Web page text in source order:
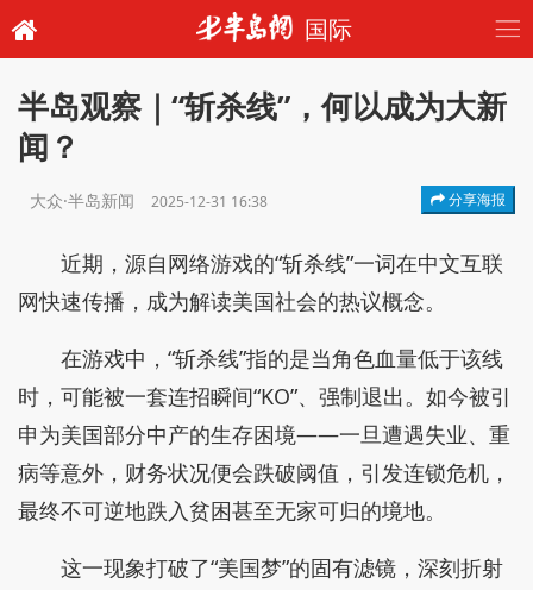
国际
半岛观察｜“斩杀线”，何以成为大新
闻？
大众·半岛新闻 2025-12-31 16:38 分享海报
近期，源自网络游戏的“斩杀线”一词在中文互联
网快速传播，成为解读美国社会的热议概念。
在游戏中，“斩杀线”指的是当角色血量低于该线
时，可能被一套连招瞬间“KO”、强制退出。如今被引
申为美国部分中产的生存困境——一旦遭遇失业、重
病等意外，财务状况便会跌破阈值，引发连锁危机，
最终不可逆地跌入贫困甚至无家可归的境地。
这一现象打破了“美国梦”的固有滤镜，深刻折射